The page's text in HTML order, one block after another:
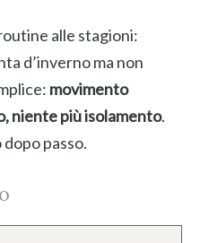
alle stagioni:
d’inverno ma non
movimento
niente più isolamento.
passo.